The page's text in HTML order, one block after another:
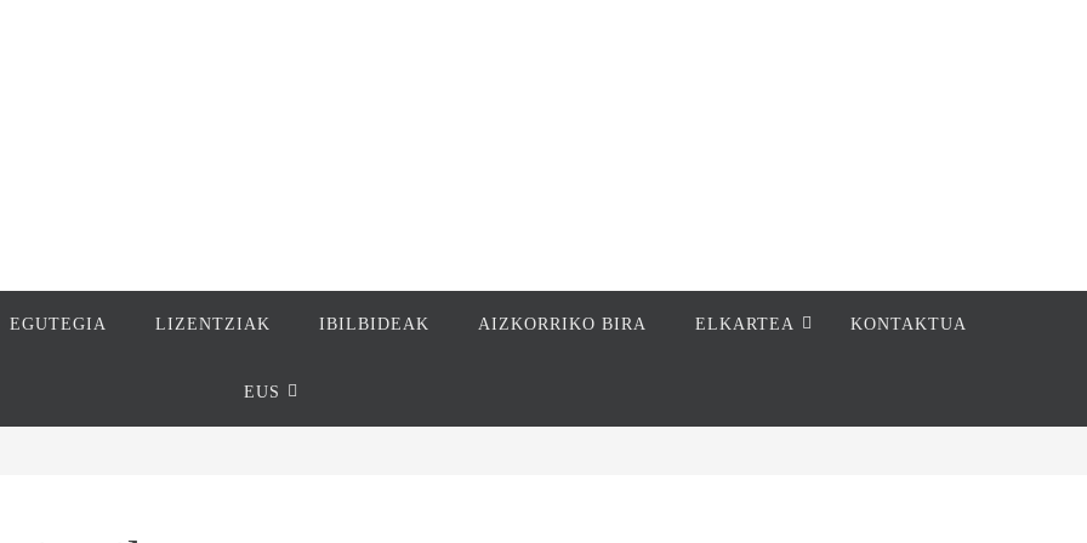
EGUTEGIA LIZENTZIAK IBILBIDEAK AIZKORRIKO BIRA ELKARTEA KONTAKTUA
EUS